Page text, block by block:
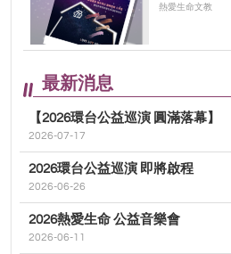
熱愛生命文教
最新消息
【2026環台公益巡演 圓滿落幕】
2026-07-17
2026環台公益巡演 即將啟程
2026-06-26
2026熱愛生命 公益音樂會
2026-06-11